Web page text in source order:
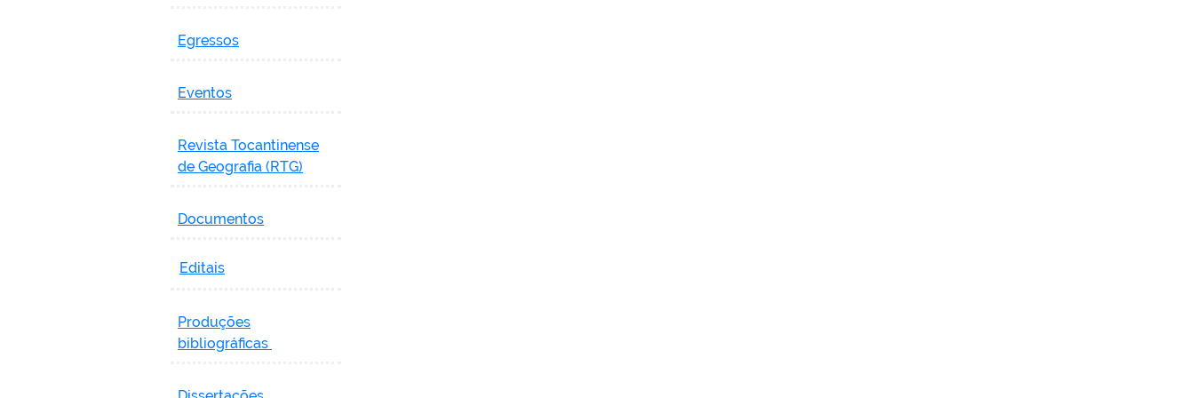
Egressos
Eventos
Revista Tocantinense
de Geografia (RTG)
Documentos
Editais
Produções
bibliográficas